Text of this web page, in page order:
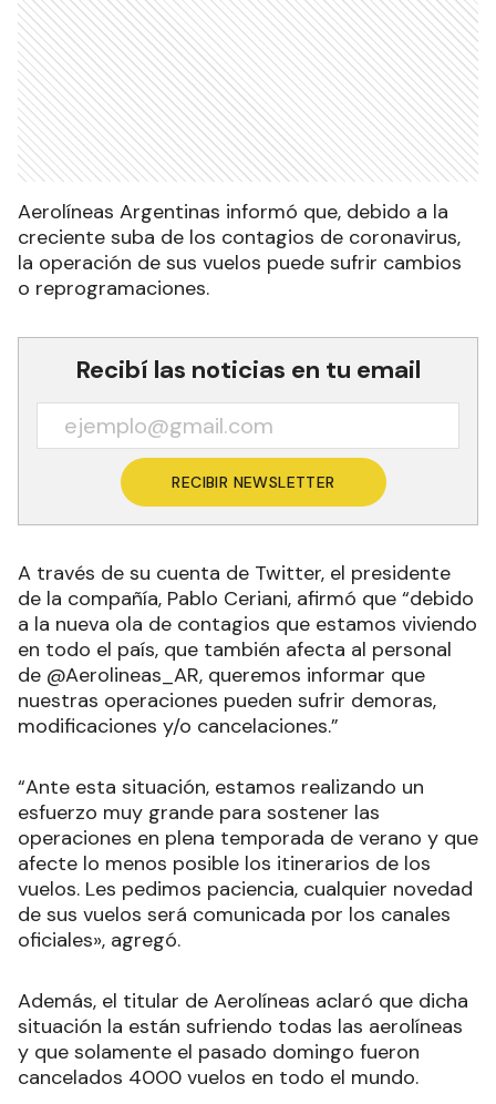
Aerolíneas Argentinas informó que, debido a la
creciente suba de los contagios de coronavirus,
la operación de sus vuelos puede sufrir cambios
o reprogramaciones.
Recibí las noticias en tu email
RECIBIR NEWSLETTER
A través de su cuenta de Twitter, el presidente
de la compañía, Pablo Ceriani, afirmó que “debido
a la nueva ola de contagios que estamos viviendo
en todo el país, que también afecta al personal
de @Aerolineas_AR, queremos informar que
nuestras operaciones pueden sufrir demoras,
modificaciones y/o cancelaciones.”
“Ante esta situación, estamos realizando un
esfuerzo muy grande para sostener las
operaciones en plena temporada de verano y que
afecte lo menos posible los itinerarios de los
vuelos. Les pedimos paciencia, cualquier novedad
de sus vuelos será comunicada por los canales
oficiales», agregó.
Además, el titular de Aerolíneas aclaró que dicha
situación la están sufriendo todas las aerolíneas
y que solamente el pasado domingo fueron
cancelados 4000 vuelos en todo el mundo.